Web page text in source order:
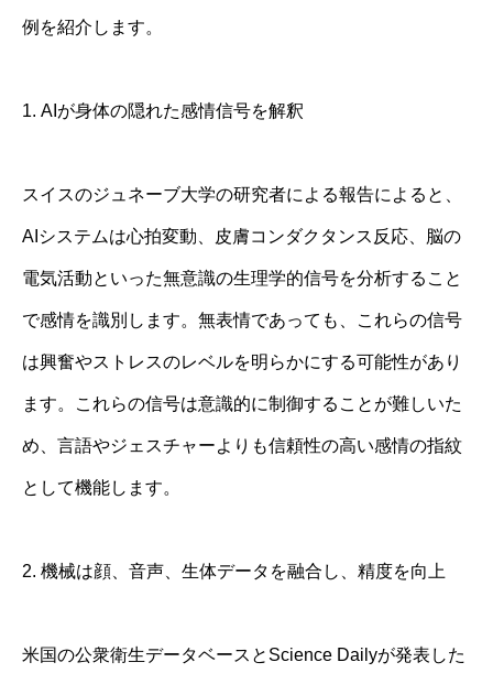
例を紹介します。
1. AIが身体の隠れた感情信号を解釈
スイスのジュネーブ大学の研究者による報告によると、
AIシステムは心拍変動、皮膚コンダクタンス反応、脳の
電気活動といった無意識の生理学的信号を分析すること
で感情を識別します。無表情であっても、これらの信号
は興奮やストレスのレベルを明らかにする可能性があり
ます。これらの信号は意識的に制御することが難しいた
め、言語やジェスチャーよりも信頼性の高い感情の指紋
として機能します。
2. 機械は顔、音声、生体データを融合し、精度を向上
米国の公衆衛生データベースとScience Dailyが発表した